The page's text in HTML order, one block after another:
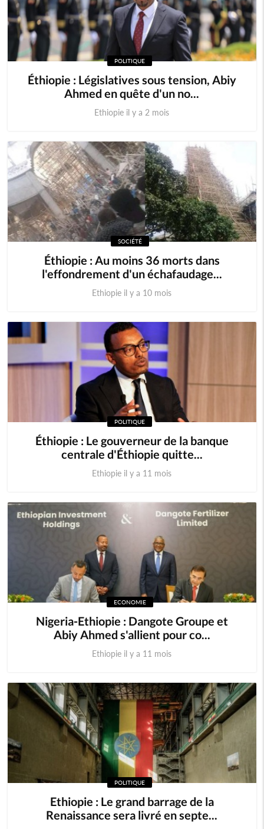
POLITIQUE
Éthiopie : Législatives sous tension, Abiy
Ahmed en quête d'un no...
Ethiopie il y a 2 mois
SOCIÉTÉ
Éthiopie : Au moins 36 morts dans
l'effondrement d'un échafaudage...
Ethiopie il y a 10 mois
POLITIQUE
Éthiopie : Le gouverneur de la banque
centrale d'Éthiopie quitte...
Ethiopie il y a 11 mois
ECONOMIE
Nigeria-Ethiopie : Dangote Groupe et
Abiy Ahmed s'allient pour co...
Ethiopie il y a 11 mois
POLITIQUE
Ethiopie : Le grand barrage de la
Renaissance sera livré en septe...